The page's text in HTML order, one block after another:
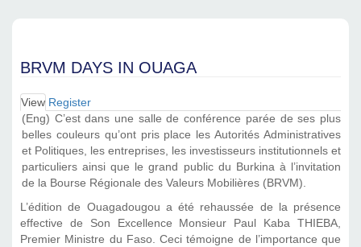
BRVM DAYS IN OUAGA
Primary tabs
View (active
tab)
Register
(Eng) C’est dans une salle de conférence parée de ses plus
belles couleurs qu’ont pris place les Autorités Administratives
et Politiques, les entreprises, les investisseurs institutionnels et
particuliers ainsi que le grand public du Burkina à l’invitation
de la Bourse Régionale des Valeurs Mobilières (BRVM).
L’édition de Ouagadougou a été rehaussée de la présence
effective de Son Excellence Monsieur Paul Kaba THIEBA,
Premier Ministre du Faso. Ceci témoigne de l’importance que